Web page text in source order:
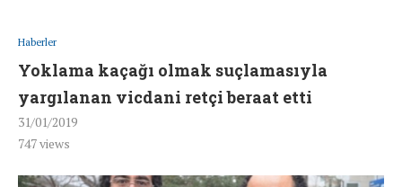
Haberler
Yoklama kaçağı olmak suçlamasıyla
yargılanan vicdani retçi beraat etti
31/01/2019
747views